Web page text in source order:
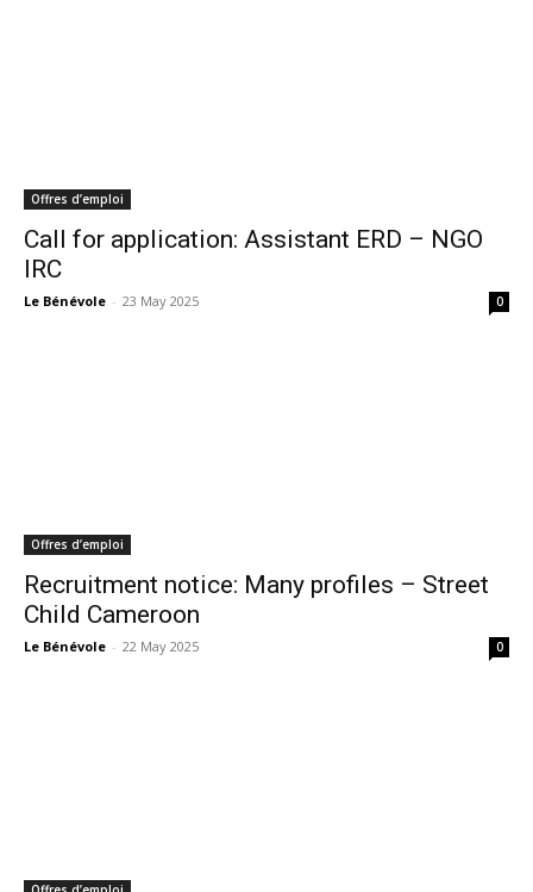
Offres d’emploi
Call for application: Assistant ERD – NGO
IRC
Le Bénévole - 23 May 2025 0
Offres d’emploi
Recruitment notice: Many profiles – Street
Child Cameroon
Le Bénévole - 22 May 2025 0